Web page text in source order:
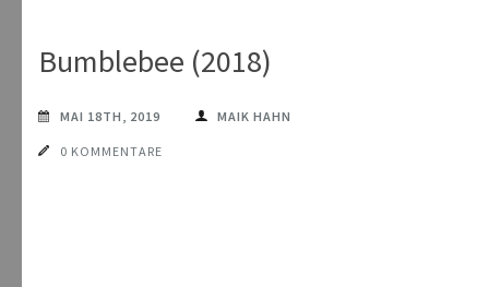
Bumblebee (2018)
MAI 18TH, 2019 MAIK HAHN
0 KOMMENTARE